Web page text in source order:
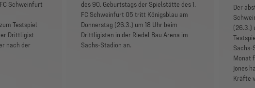
Schweinfurt
Testspiel
Drittligist
nach der
des 90. Geburtstags der Spielstätte des 1.
FC Schweinfurt 05 tritt Königsblau am
Donnerstag (26.3.) um 18 Uhr beim
Drittligisten in der Riedel Bau Arena im
Sachs-Stadion an.
Der
(26.3.)
Sachs-
Monat
Jones
Kräfte